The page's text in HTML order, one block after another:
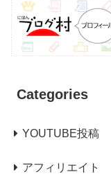
Categories
YOUTUBE投稿
アフィリエイト